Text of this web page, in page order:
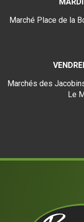
Marché Place de la
Marchés des
Le